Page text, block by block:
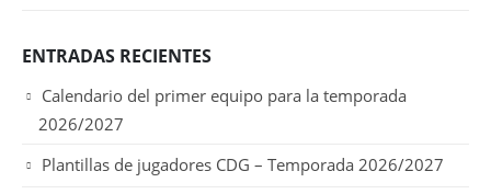
ENTRADAS RECIENTES
Calendario del primer equipo para la temporada
2026/2027
Plantillas de jugadores CDG – Temporada 2026/2027